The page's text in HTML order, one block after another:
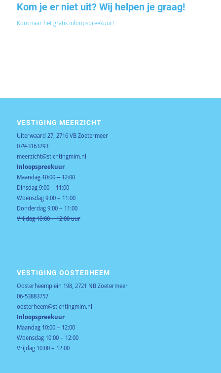
Kom je er niet uit? Wij helpen je graag!
Kom naar het gratis inloopspreekuur!
VESTIGING MEERZICHT
Uiterwaard 27, 2716 VB Zoetermeer
079-3163293
meerzicht@stichtingmim.nl
Inloopspreekuur
Maandag 10:00 – 12:00
Dinsdag 9:00 – 11:00
Woensdag 9:00 – 11:00
Donderdag 9:00 – 11:00
Vrijdag 10:00 – 12:00 uur
VESTIGING OOSTERHEEM
Oosterheemplein 198, 2721 NB Zoetermeer
06-53883757
oosterheem@stichtingmim.nl
Inloopspreekuur
Maandag 10:00 – 12:00
Woensdag 10:00 – 12:00
Vrijdag 10:00 – 12:00